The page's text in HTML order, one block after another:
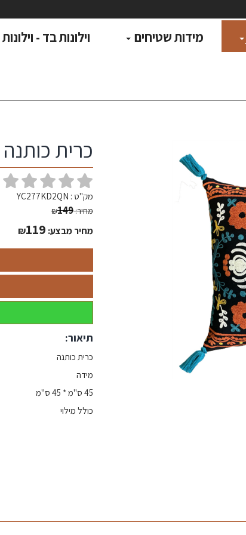
מידות שטיחים וילונות בד -
כרית כותנה \
מק"ט : YC277KD2QN
מחיר: ₪149
מחיר מבצע: ₪119
תיאור:
כרית כותנה
מידה
45 ס"מ * 45 ס"מ
כולל מילוי